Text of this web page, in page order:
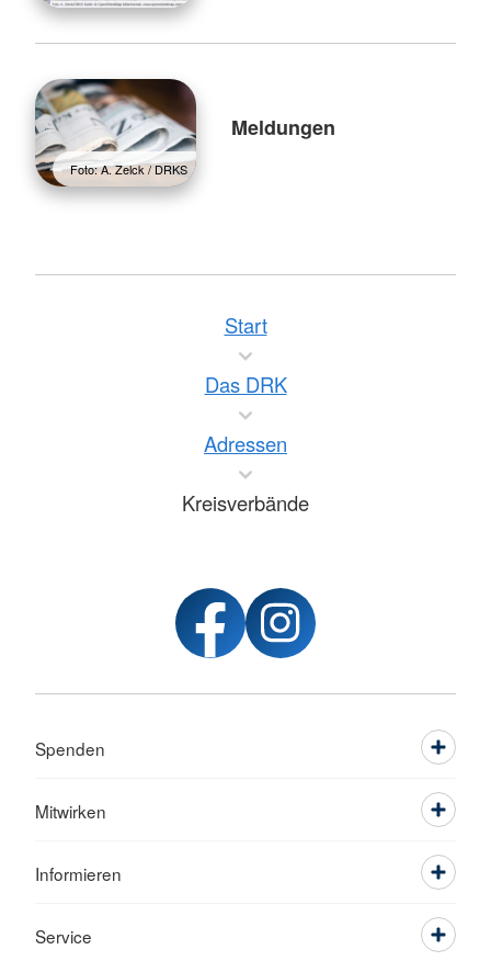
Foto: A. Zelck / DRKS
Meldungen
Start
Das DRK
Adressen
Kreisverbände
Spenden
Mitwirken
Informieren
Service